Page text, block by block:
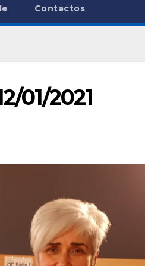
Contactos
01/2021